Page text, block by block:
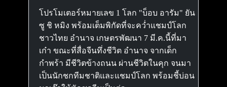
โปรโมเตอร์หมายเลข 1 โลก "บ็อบ อารัม" ยัน
ซู ชิ หมิง พร้อมเต็มพิกัดที่จะคว่ำแชมป์โลก
ชาวไทย อำนาจ เกษตรพัฒนา 7 มี.ค.นี้ที่มา
เก๋า ขณะที่สื่อจีนทึ่งชีวิต อำนาจ จากเด็ก
กำพร้า มีชีวิตข้างถนน ผ่านชีวิตในคุก จนมา
เป็นนักชกทีมชาติและแชมป์โลก พร้อมชี้บ่อน